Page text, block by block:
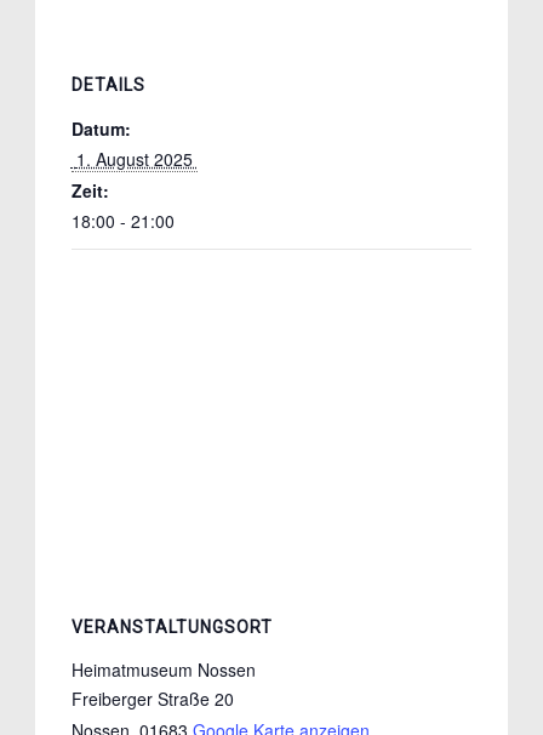
DETAILS
Datum:
1. August 2025
Zeit:
18:00 - 21:00
VERANSTALTUNGSORT
Heimatmuseum Nossen
Freiberger Straße 20